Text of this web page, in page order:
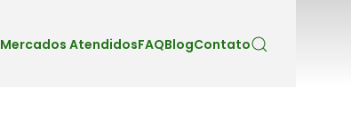
Mercados AtendidosFAQBlogContato